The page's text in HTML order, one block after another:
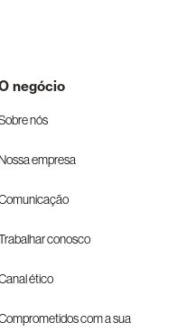
negócio
nós
empresa
conosco
ético
com a sua